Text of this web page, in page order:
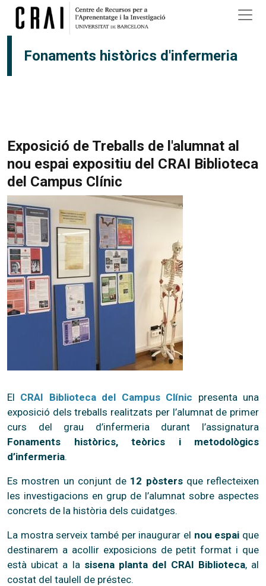
Vés al contingut
Fonaments històrics d'infermeria
Exposició de Treballs de l'alumnat al
nou espai expositiu del CRAI Biblioteca
del Campus Clínic
El CRAI Biblioteca del Campus Clínic presenta una
exposició dels treballs realitzats per l’alumnat de primer
curs del grau d’infermeria durant l’assignatura
Fonaments històrics, teòrics i metodològics
d’infermeria.
Es mostren un conjunt de 12 pòsters que reflecteixen
les investigacions en grup de l’alumnat sobre aspectes
concrets de la història dels cuidatges.
La mostra serveix també per inaugurar el nou espai que
destinarem a acollir exposicions de petit format i que
està ubicat a la sisena planta del CRAI Biblioteca, al
costat del taulell de préstec.